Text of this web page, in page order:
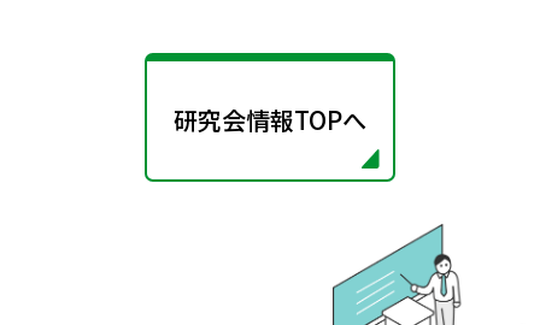
研究会情報TOPへ